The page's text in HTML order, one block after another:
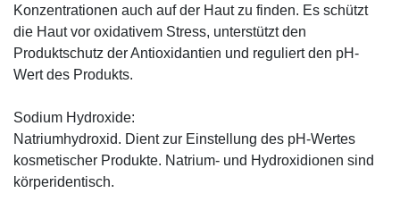
Konzentrationen auch auf der Haut zu finden. Es schützt
die Haut vor oxidativem Stress, unterstützt den
Produktschutz der Antioxidantien und reguliert den pH-
Wert des Produkts.
Sodium Hydroxide:
Natriumhydroxid. Dient zur Einstellung des pH-Wertes
kosmetischer Produkte. Natrium- und Hydroxidionen sind
körperidentisch.